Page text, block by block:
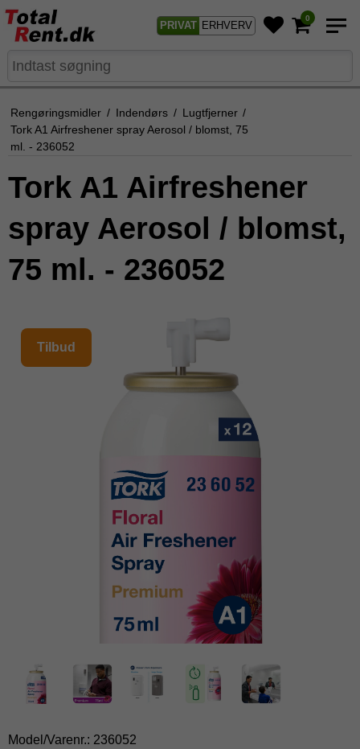
PRIVAT ERHVERV
0
Rengøringsmidler / Indendørs / Lugtfjerner /
Tork A1 Airfreshener spray Aerosol / blomst, 75
ml. - 236052
Tork A1 Airfreshener
spray Aerosol / blomst,
75 ml. - 236052
Tilbud
Model/Varenr.: 236052